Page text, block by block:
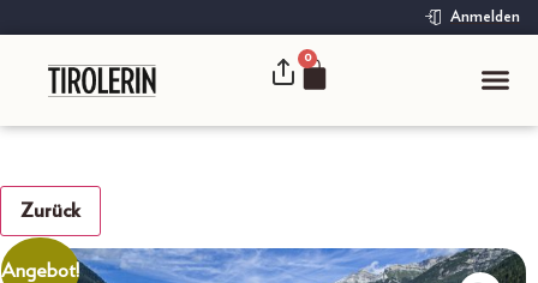
Anmelden
0
Zurück
Angebot!